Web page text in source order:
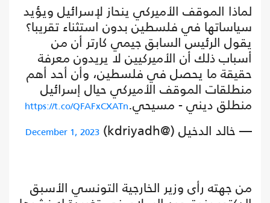
لماذا الموقف الأميركي ينحاز لإسرائيل ويؤيد
سياساتها في فلسطين بدون استثناء تقريبا؟
يقول الرئيس السابق جيمي كارتر أن من
أسباب ذلك أن الأميركيين لا يريدون معرفة
حقيقة ما يحصل في فلسطين، وأن أحد أهم
منطلقات الموقف الأميركي حيال إسرائيل
منطلق ديني - مسيحي.https://t.co/QFAFxCXATn
— خالد الدخيل (@kdriyadh) December 1, 2023
من جهته رأى وزير الخارجية التونسي الأسبق